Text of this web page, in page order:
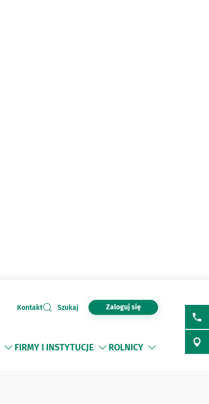
Kontakt Szukaj Zaloguj się
FIRMY I INSTYTUCJE ROLNICY